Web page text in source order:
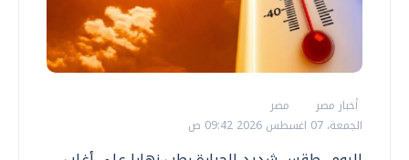
أخبار مصر
مصر
الجمعة، 07 اغسطس 2026 09:42 ص